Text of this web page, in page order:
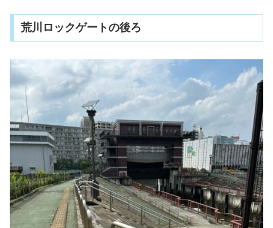
荒川ロックゲートの後ろ